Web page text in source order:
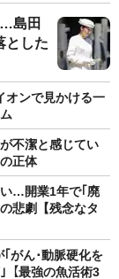
島田
とした
オンで見かける一
不潔と感じてい
正体
…開業1年で｢廃
悲劇【残念なタ
がん･動脈硬化を
【最強の魚活術3